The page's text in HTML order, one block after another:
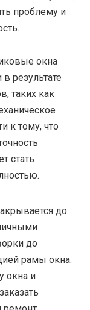
проблему и
окна
результате
таких как
к тому, что
стать
до
до
рамы окна.
окна и